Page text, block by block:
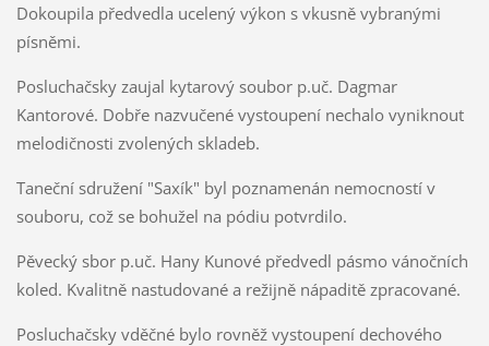
Dokoupila předvedla ucelený výkon s vkusně vybranými
písněmi.
Posluchačsky zaujal kytarový soubor p.uč. Dagmar
Kantorové. Dobře nazvučené vystoupení nechalo vyniknout
melodičnosti zvolených skladeb.
Taneční sdružení "Saxík" byl poznamenán nemocností v
souboru, což se bohužel na pódiu potvrdilo.
Pěvecký sbor p.uč. Hany Kunové předvedl pásmo vánočních
koled. Kvalitně nastudované a režijně nápaditě zpracované.
Posluchačsky vděčné bylo rovněž vystoupení dechového